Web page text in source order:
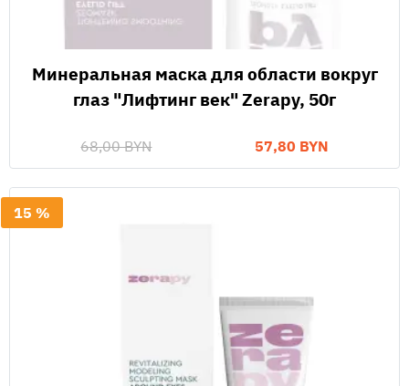
Минеральная маска для области вокруг
глаз "Лифтинг век" Zerapy, 50г
68,00 BYN 57,80 BYN
15 %